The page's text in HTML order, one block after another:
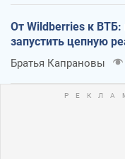
От Wildberries к
запустить цепную
Братья Капрановы